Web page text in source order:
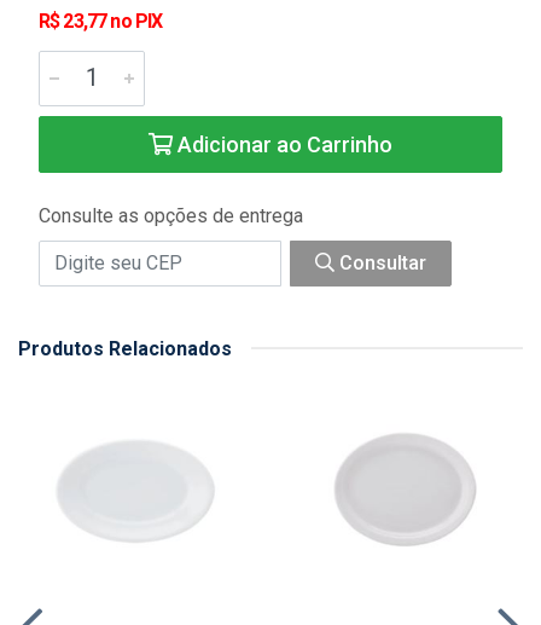
R$ 23,77 no PIX
Adicionar ao Carrinho
Consulte as opções de entrega
Consultar
Produtos Relacionados